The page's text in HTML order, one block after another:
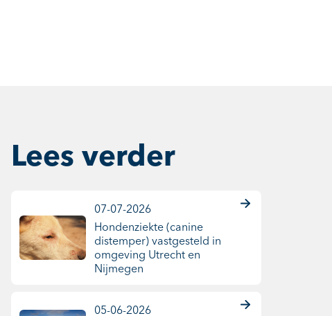
Lees verder
07-07-2026
Hondenziekte (canine
distemper) vastgesteld in
omgeving Utrecht en
Nijmegen
05-06-2026